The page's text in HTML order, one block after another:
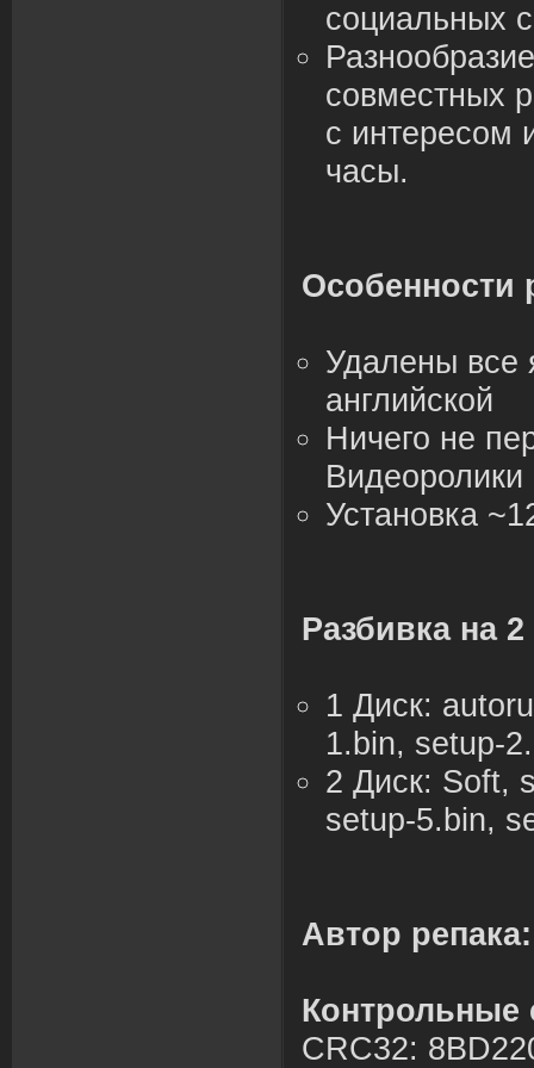
социальных
совместных
с интересом
часы.
Особенности
Удалены все
английской
Ничего не
Видеоролики
Установка
Разбивка на 2
1 Диск:
1.bin, setup-
2 Диск: Soft,
setup-5.bin,
Автор репака:
CRC32: